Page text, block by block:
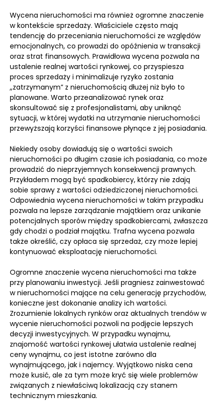
Wycena nieruchomości ma również ogromne znaczenie
w kontekście sprzedaży. Właściciele często mają
tendencję do przeceniania nieruchomości ze względów
emocjonalnych, co prowadzi do opóźnienia w transakcji
oraz strat finansowych. Prawidłowa wycena pozwala na
ustalenie realnej wartości rynkowej, co przyspiesza
proces sprzedaży i minimalizuje ryzyko zostania
„zatrzymanym” z nieruchomością dłużej niż było to
planowane. Warto przeanalizować rynek oraz
skonsultować się z profesjonalistami, aby uniknąć
sytuacji, w której wydatki na utrzymanie nieruchomości
przewyższają korzyści finansowe płynące z jej posiadania.
Niekiedy osoby dowiadują się o wartości swoich
nieruchomości po długim czasie ich posiadania, co może
prowadzić do nieprzyjemnych konsekwencji prawnych.
Przykładem mogą być spadkobiercy, którzy nie zdają
sobie sprawy z wartości odziedziczonej nieruchomości.
Odpowiednia wycena nieruchomości w takim przypadku
pozwala na lepsze zarządzanie majątkiem oraz unikanie
potencjalnych sporów między spadkobiercami, zwłaszcza
gdy chodzi o podział majątku. Trafna wycena pozwala
także określić, czy opłaca się sprzedaż, czy może lepiej
kontynuować eksploatację nieruchomości.
Ogromne znaczenie wycena nieruchomości ma także
przy planowaniu inwestycji. Jeśli pragniesz zainwestować
w nieruchomości mające na celu generację przychodów,
konieczne jest dokonanie analizy ich wartości.
Zrozumienie lokalnych rynków oraz aktualnych trendów w
wycenie nieruchomości pozwoli na podjęcie lepszych
decyzji inwestycyjnych. W przypadku wynajmu,
znajomość wartości rynkowej ułatwia ustalenie realnej
ceny wynajmu, co jest istotne zarówno dla
wynajmującego, jak i najemcy. Wyjątkowo niska cena
może kusić, ale za tym może kryć się wiele problemów
związanych z niewłaściwą lokalizacją czy stanem
technicznym mieszkania.